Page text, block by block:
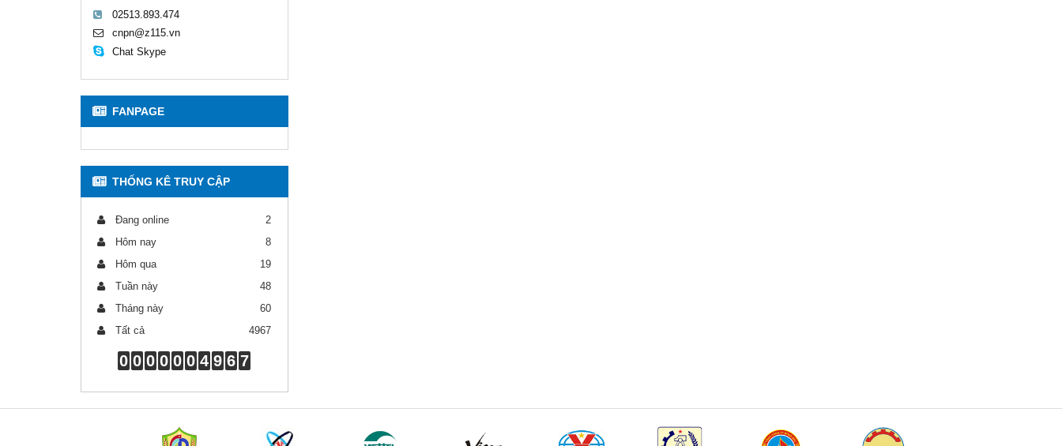
02513.893.474
cnpn@z115.vn
Chat Skype
FANPAGE
THỐNG KÊ TRUY CẬP
Đang online
2
Hôm nay
8
Hôm qua
19
Tuần này
48
Tháng này
60
Tất cả
4967
0 0 0 0 0 0 4 9 6 7